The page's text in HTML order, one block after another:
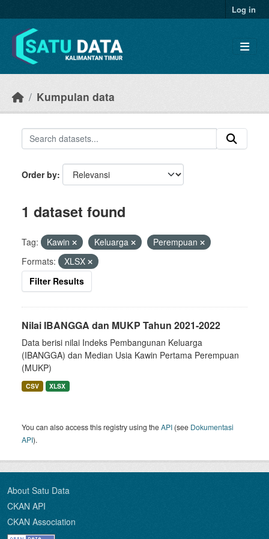
Log in
Kumpulan data
Order by
1 dataset found
Tag: Kawin Keluarga
Perempuan
Formats:
XLSX
Filter Results
Nilai IBANGGA dan MUKP Tahun 2021-2022
Data berisi nilai Indeks Pembangunan Keluarga
(IBANGGA) dan Median Usia Kawin Pertama Perempuan
(MUKP)
CSV XLSX
You can also access this registry using theAPI (see Dokumentasi
API).
About Satu Data
CKAN API
CKAN Association